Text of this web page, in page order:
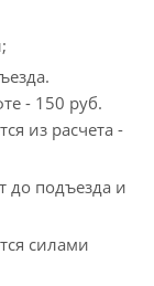
- 150 руб.
из расчета -
до подъезда и
силами